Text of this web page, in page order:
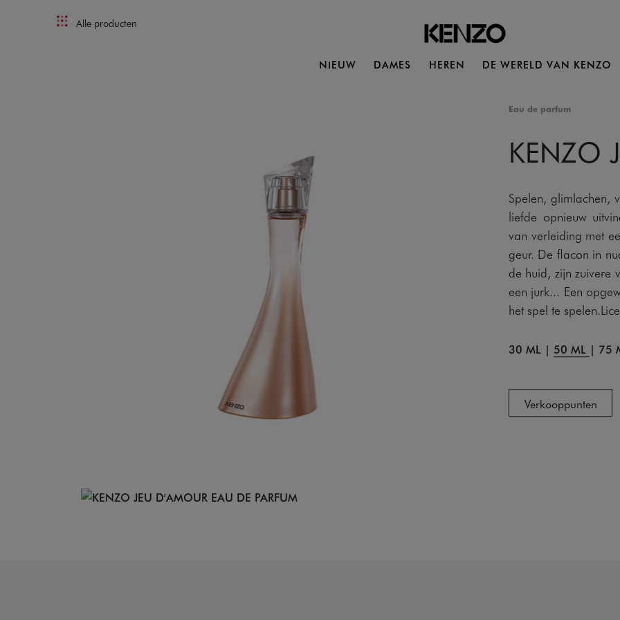
Alle producten
NIEUW DAMES HEREN DE WERELD VAN KENZO
Eau de parfum
KENZO
Spelen, glimlachen,
liefde opnieuw
van verleiding met
geur. De flacon in
de huid, zijn zuivere
een jurk... Een
het spel te
30 ML | 50 ML | 75
Verkooppunten